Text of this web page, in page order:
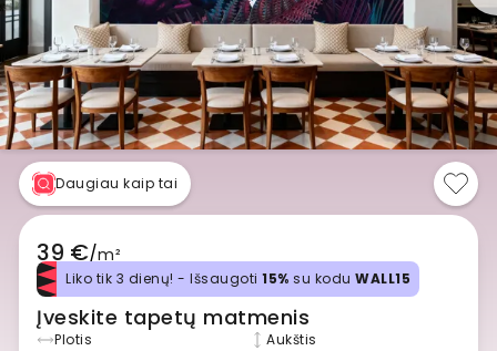
Daugiau kaip tai
39 €/m²
Liko tik 3 dienų! - Išsaugoti 15% su kodu WALL15
Įveskite tapetų matmenis
Plotis Aukštis